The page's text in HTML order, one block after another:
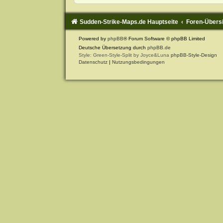
Sudden-Strike-Maps.de Hauptseite Foren-
Powered by phpBB® Forum Software © phpBB Limited
Deutsche Übersetzung durch phpBB.de
Style: Green-Style-Split by Joyce&Luna phpBB-Style-Design
Datenschutz | Nutzungsbedingungen